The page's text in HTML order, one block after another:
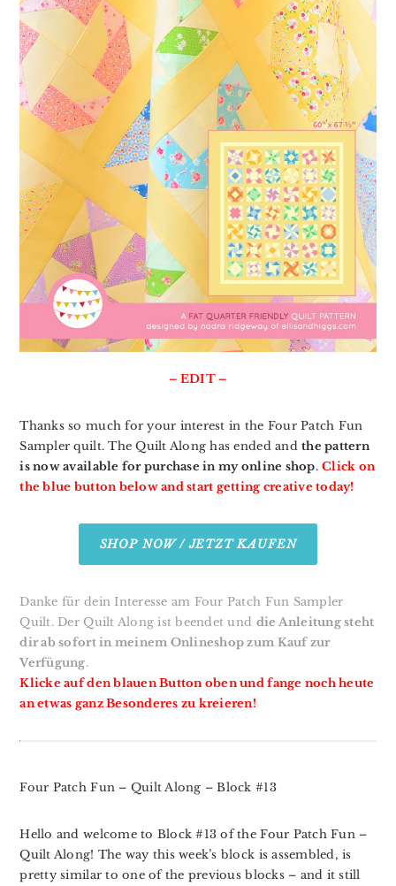
– EDIT –
Thanks so much for your interest in the Four Patch Fun
Sampler quilt. The Quilt Along has ended andthe pattern
is now available for purchase in my online shop.Click on
the blue button below and start getting creative today!
SHOP NOW / JETZT KAUFEN
Danke für dein Interesse am Four Patch Fun Sampler
Quilt. Der Quilt Along ist beendet und die Anleitung steht
dir ab sofort in meinem Onlineshop zum Kauf zur
Verfügung.
Klicke auf den blauen Button oben und fange noch heute
an etwas ganz Besonderes zu kreieren!
Four Patch Fun – Quilt Along – Block #13
Hello and welcome to Block #13 of the Four Patch Fun –
Quilt Along! The way this week’s block is assembled, is
pretty similar to one of the previous blocks – and it still